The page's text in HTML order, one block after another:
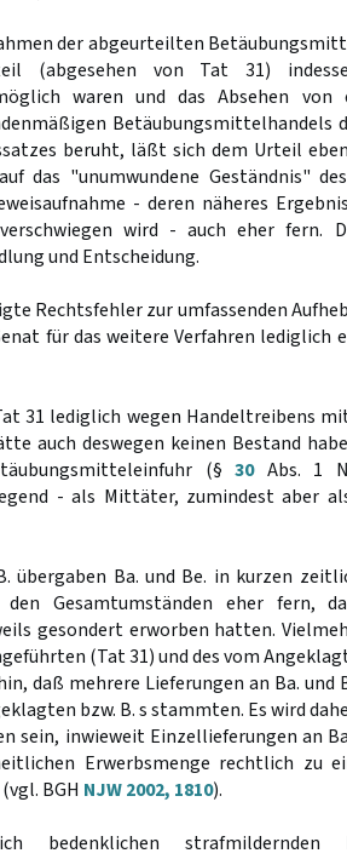
der abgeurteilten
(abgesehen von Tat 31)
waren und das Absehen von
Betäubungsmittelhandels
beruht, läßt sich dem Urteil
das "unumwundene Geständnis"
- deren näheres
wird - auch eher fern.
und Entscheidung.
Rechtsfehler zur umfassenden
für das weitere Verfahren lediglich
31 lediglich wegen Handeltreibens
auch deswegen keinen Bestand
(§30Abs. 1
- als Mittäter, zumindest aber
übergaben Ba. und Be. in kurzen
Gesamtumständen eher fern,
gesondert erworben hatten.
(Tat 31) und des vom
daß mehrere Lieferungen an Ba. und
bzw. B. s stammten. Es wird
sein, inwieweit Einzellieferungen an
Erwerbsmenge rechtlich zu
BGH NJW 2002, 1810).
strafmildernden